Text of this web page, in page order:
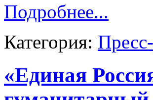
Подробнее...
Категория:
«Единая